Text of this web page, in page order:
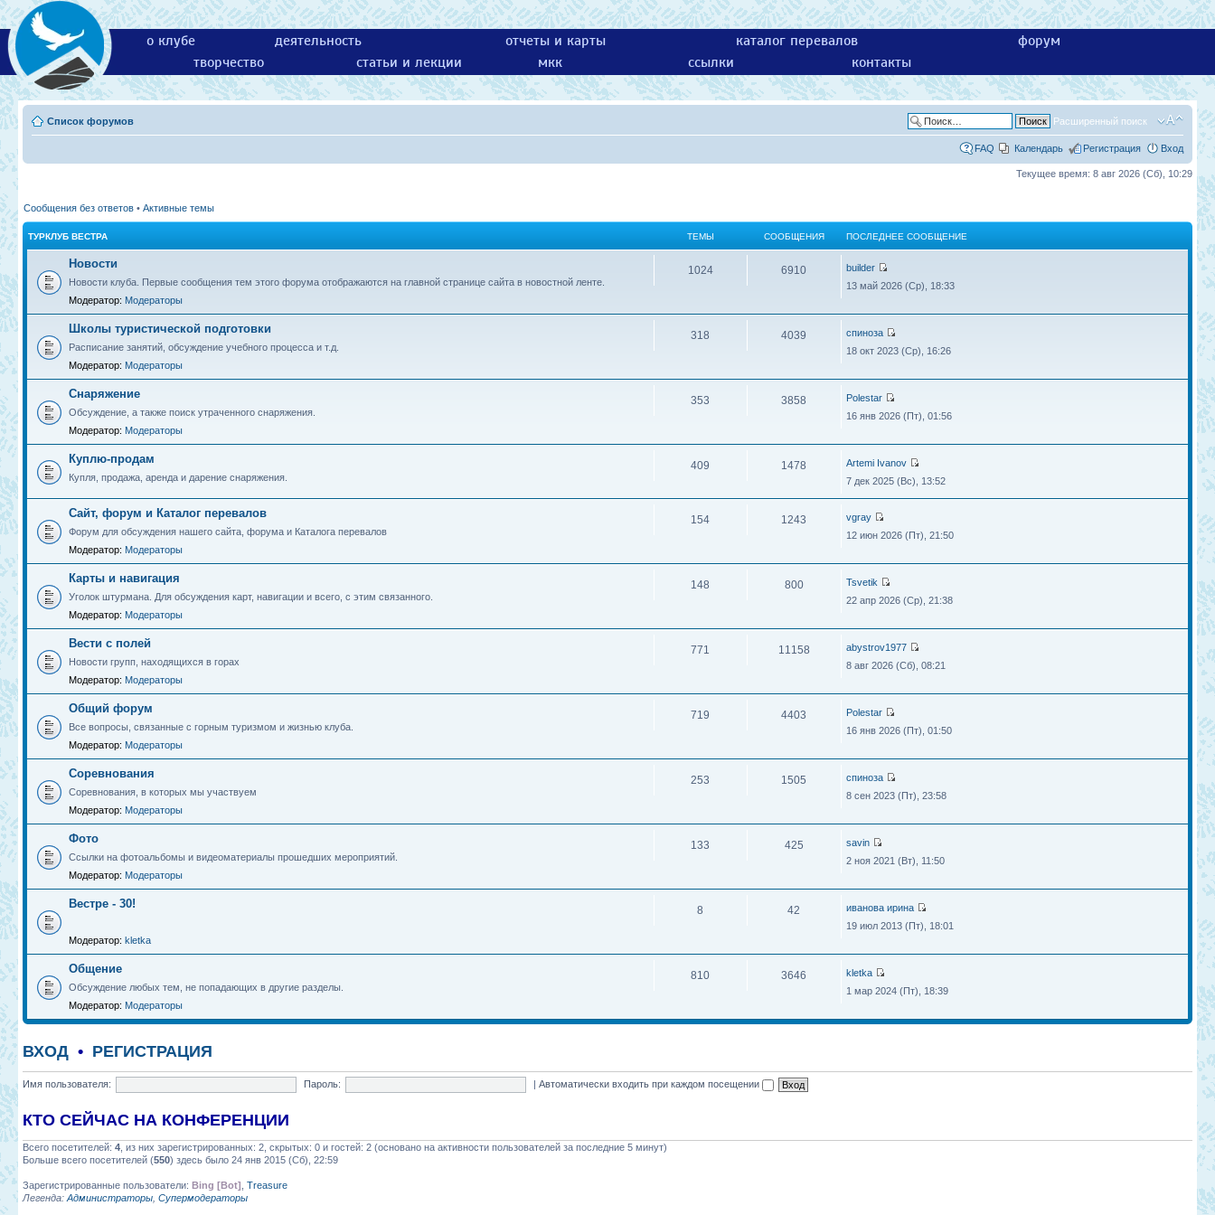
о клубе деятельность отчеты и карты каталог перевалов
форум
творчество
статьи и лекции мкк ссылки контакты
Список форумов Расширенный поиск
FAQ Календарь Регистрация Вход
Текущее время: 8 авг 2026 (Сб), 10:29
Сообщения без ответов • Активные темы
ТУРКЛУБ ВЕСТРА ТЕМЫ СООБЩЕНИЯ ПОСЛЕДНЕЕ СООБЩЕНИЕ
Новости
Новости клуба. Первые сообщения тем этого форума отображаются на главной странице сайта в новостной ленте.
Модератор: Модераторы
1024 6910
builder
13 май 2026 (Ср), 18:33
Школы туристической подготовки
Расписание занятий, обсуждение учебного процесса и т.д.
Модератор: Модераторы
318 4039
спиноза
18 окт 2023 (Ср), 16:26
Снаряжение
Обсуждение, а также поиск утраченного снаряжения.
Модератор: Модераторы
353 3858
Polestar
16 янв 2026 (Пт), 01:56
Куплю-продам
Купля, продажа, аренда и дарение снаряжения.
409 1478
Artemi Ivanov
7 дек 2025 (Вс), 13:52
Сайт, форум и Каталог перевалов
Форум для обсуждения нашего сайта, форума и Каталога перевалов
Модератор: Модераторы
154 1243
vgray
12 июн 2026 (Пт), 21:50
Карты и навигация
Уголок штурмана. Для обсуждения карт, навигации и всего, с этим связанного.
Модератор: Модераторы
148 800
Tsvetik
22 апр 2026 (Ср), 21:38
Вести с полей
Новости групп, находящихся в горах
Модератор: Модераторы
771 11158
abystrov1977
8 авг 2026 (Сб), 08:21
Общий форум
Все вопросы, связанные с горным туризмом и жизнью клуба.
Модератор: Модераторы
719 4403
Polestar
16 янв 2026 (Пт), 01:50
Соревнования
Соревнования, в которых мы участвуем
Модератор: Модераторы
253 1505
спиноза
8 сен 2023 (Пт), 23:58
Фото
Ссылки на фотоальбомы и видеоматериалы прошедших мероприятий.
Модератор: Модераторы
133 425
savin
2 ноя 2021 (Вт), 11:50
Вестре - 30!
Модератор: kletka
8 42
иванова ирина
19 июл 2013 (Пт), 18:01
Общение
Обсуждение любых тем, не попадающих в другие разделы.
Модератор: Модераторы
810 3646
kletka
1 мар 2024 (Пт), 18:39
ВХОД • РЕГИСТРАЦИЯ
Имя пользователя: Пароль: |Автоматически входить при каждом посещении
КТО СЕЙЧАС НА КОНФЕРЕНЦИИ
Всего посетителей: 4 , из них зарегистрированных: 2, скрытых: 0 и гостей: 2 (основано на активности пользователей за последние 5 минут)
Больше всего посетителей (550) здесь было 24 янв 2015 (Сб), 22:59
Зарегистрированные пользователи: Bing [Bot] Treasure
Легенда: Администраторы Супермодераторы